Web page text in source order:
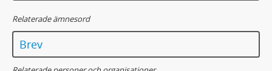
Relaterade ämnesord
Brev